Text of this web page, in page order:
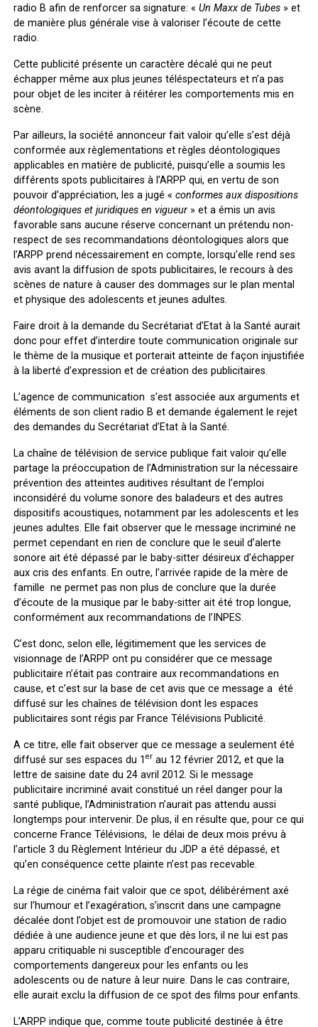
radio B afin de renforcer sa signature: « Un Maxx de Tubes » et
de manière plus générale vise à valoriser l’écoute de cette
radio.
Cette publicité présente un caractère décalé qui ne peut
échapper même aux plus jeunes téléspectateurs et n’a pas
pour objet de les inciter à réitérer les comportements mis en
scène.
Par ailleurs, la société annonceur fait valoir qu’elle s’est déjà
conformée aux règlementations et règles déontologiques
applicables en matière de publicité, puisqu’elle a soumis les
différents spots publicitaires à l’ARPP qui, en vertu de son
pouvoir d’appréciation, les a jugé « conformes aux dispositions
déontologiques et juridiques en vigueur » et a émis un avis
favorable sans aucune réserve concernant un prétendu non-
respect de ses recommandations déontologiques alors que
l’ARPP prend nécessairement en compte, lorsqu’elle rend ses
avis avant la diffusion de spots publicitaires, le recours à des
scènes de nature à causer des dommages sur le plan mental
et physique des adolescents et jeunes adultes.
Faire droit à la demande du Secrétariat d’Etat à la Santé aurait
donc pour effet d’interdire toute communication originale sur
le thème de la musique et porterait atteinte de façon injustifiée
à la liberté d’expression et de création des publicitaires.
L’agence de communication s’est associée aux arguments et
éléments de son client radio B et demande également le rejet
des demandes du Secrétariat d’Etat à la Santé.
La chaîne de télévision de service publique fait valoir qu’elle
partage la préoccupation de l’Administration sur la nécessaire
prévention des atteintes auditives résultant de l’emploi
inconsidéré du volume sonore des baladeurs et des autres
dispositifs acoustiques, notamment par les adolescents et les
jeunes adultes. Elle fait observer que le message incriminé ne
permet cependant en rien de conclure que le seuil d’alerte
sonore ait été dépassé par le baby-sitter désireux d’échapper
aux cris des enfants. En outre, l’arrivée rapide de la mère de
famille ne permet pas non plus de conclure que la durée
d’écoute de la musique par le baby-sitter ait été trop longue,
conformément aux recommandations de l’INPES.
C’est donc, selon elle, légitimement que les services de
visionnage de l’ARPP ont pu considérer que ce message
publicitaire n’était pas contraire aux recommandations en
cause, et c’est sur la base de cet avis que ce message a été
diffusé sur les chaînes de télévision dont les espaces
publicitaires sont régis par France Télévisions Publicité.
A ce titre, elle fait observer que ce message a seulement été
diffusé sur ses espaces du 1 er au 12 février 2012, et que la
lettre de saisine date du 24 avril 2012. Si le message
publicitaire incriminé avait constitué un réel danger pour la
santé publique, l’Administration n’aurait pas attendu aussi
longtemps pour intervenir. De plus, il en résulte que, pour ce qui
concerne France Télévisions, le délai de deux mois prévu à
l’article 3 du Règlement Intérieur du JDP a été dépassé, et
qu’en conséquence cette plainte n’est pas recevable.
La régie de cinéma fait valoir que ce spot, délibérément axé
sur l’humour et l’exagération, s’inscrit dans une campagne
décalée dont l’objet est de promouvoir une station de radio
dédiée à une audience jeune et que dès lors, il ne lui est pas
apparu critiquable ni susceptible d’encourager des
comportements dangereux pour les enfants ou les
adolescents ou de nature à leur nuire. Dans le cas contraire,
elle aurait exclu la diffusion de ce spot des films pour enfants.
L’ARPP indique que, comme toute publicité destinée à être